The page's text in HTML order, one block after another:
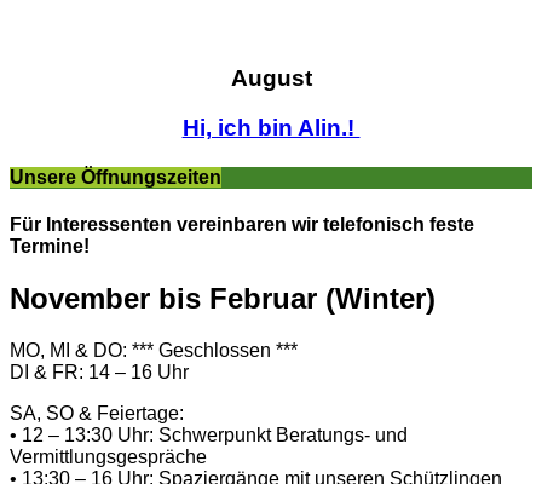
August
Hi, ich bin Alin.!
Unsere Öffnungszeiten
Für Interessenten vereinbaren wir telefonisch feste
Termine!
November bis Februar (Winter)
MO, MI & DO: *** Geschlossen ***
DI & FR: 14 – 16 Uhr
SA, SO & Feiertage:
• 12 – 13:30 Uhr: Schwerpunkt Beratungs- und
Vermittlungsgespräche
• 13:30 – 16 Uhr: Spaziergänge mit unseren Schützlingen